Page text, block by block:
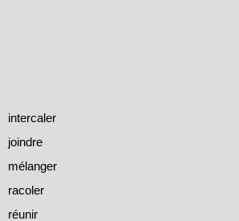
intercaler
joindre
mélanger
racoler
réunir